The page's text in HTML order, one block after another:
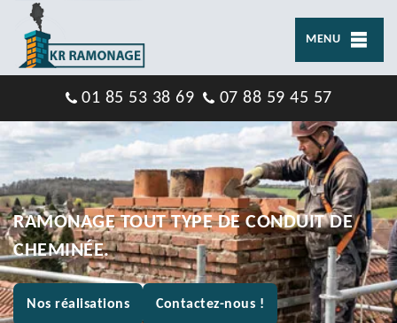
MENU
01 85 53 38 69 07 88 59 45 57
RAMONAGE TOUT TYPE DE CONDUIT DE
CHEMINÉE.
Nos réalisations Contactez-nous !